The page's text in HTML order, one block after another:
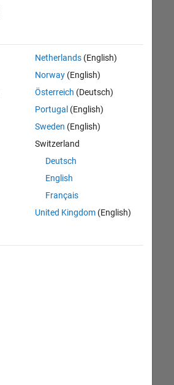
Netherlands(English)
Norway(English)
Österreich (Deutsch)
Portugal (English)
Sweden (English)
Switzerland
Deutsch
English
Français
United Kingdom(English)